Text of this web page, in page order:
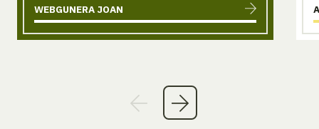
WEBGUNERA JOAN